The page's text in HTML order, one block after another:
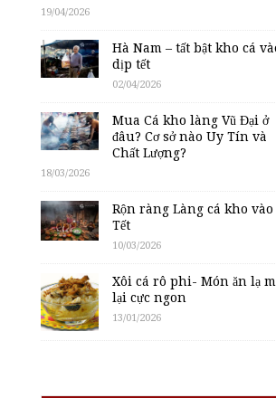
19/04/2026
Hà Nam – tất bật kho cá
dịp tết
02/04/2026
Mua Cá kho làng Vũ Đại ở
đâu? Cơ sở nào Uy Tín và
Chất Lượng?
18/03/2026
Rộn ràng Làng cá kho vào
Tết
10/03/2026
Xôi cá rô phi- Món ăn lạ
lại cực ngon
13/01/2026